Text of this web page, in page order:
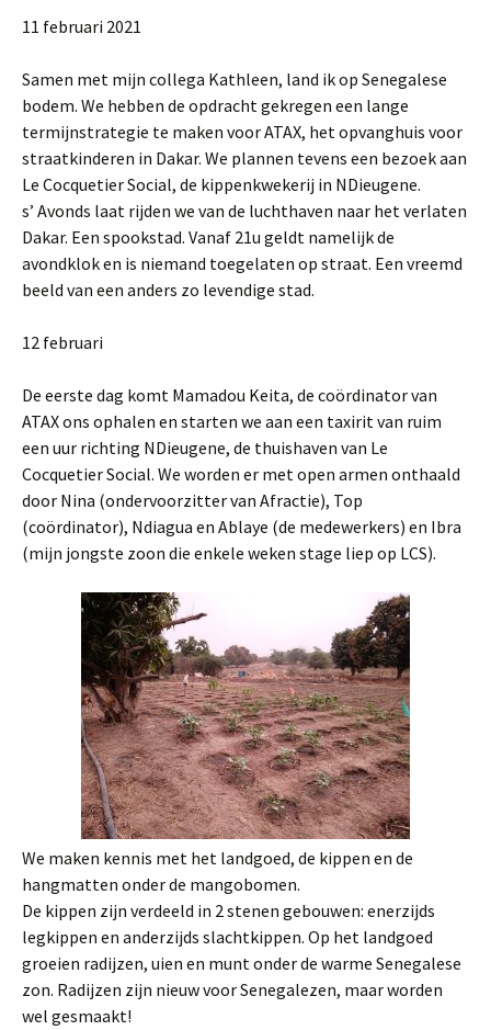
11 februari 2021
Samen met mijn collega Kathleen, land ik op Senegalese
bodem. We hebben de opdracht gekregen een lange
termijnstrategie te maken voor ATAX, het opvanghuis voor
straatkinderen in Dakar. We plannen tevens een bezoek aan
Le Cocquetier Social, de kippenkwekerij in NDieugene.
s’ Avonds laat rijden we van de luchthaven naar het verlaten
Dakar. Een spookstad. Vanaf 21u geldt namelijk de
avondklok en is niemand toegelaten op straat. Een vreemd
beeld van een anders zo levendige stad.
12 februari
De eerste dag komt Mamadou Keita, de coördinator van
ATAX ons ophalen en starten we aan een taxirit van ruim
een uur richting NDieugene, de thuishaven van Le
Cocquetier Social. We worden er met open armen onthaald
door Nina (ondervoorzitter van Afractie), Top
(coördinator), Ndiagua en Ablaye (de medewerkers) en Ibra
(mijn jongste zoon die enkele weken stage liep op LCS).
We maken kennis met het landgoed, de kippen en de
hangmatten onder de mangobomen.
De kippen zijn verdeeld in 2 stenen gebouwen: enerzijds
legkippen en anderzijds slachtkippen. Op het landgoed
groeien radijzen, uien en munt onder de warme Senegalese
zon. Radijzen zijn nieuw voor Senegalezen, maar worden
wel gesmaakt!